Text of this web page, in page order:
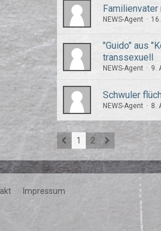
NEWS-Agent
"Guido" aus
transsexuell
NEWS-Agent 9.
Schwuler
NEWS-Agent 8.
1 2
Impressum